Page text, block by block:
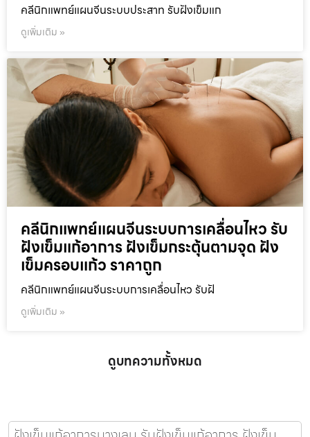
คลีนิกแพทย์แผนจีนระบบประสาท รับฝังเข็มแก
ดูเพิ่มเติม »
คลีนิกแพทย์แผนจีนระบบการเคลื่อนไหว รับ
ฝังเข็มแก้อาการ ฝังเข็มกระตุ้นตามจุด ฝัง
เข็มครอบแก้ว ราคาถูก
คลีนิกแพทย์แผนจีนระบบการเคลื่อนไหว รับฝั
ดูเพิ่มเติม »
ดูบทความทั้งหมด